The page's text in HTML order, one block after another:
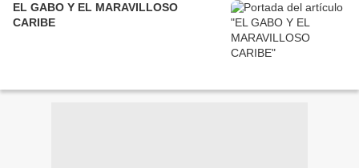
EL GABO Y EL MARAVILLOSO
CARIBE